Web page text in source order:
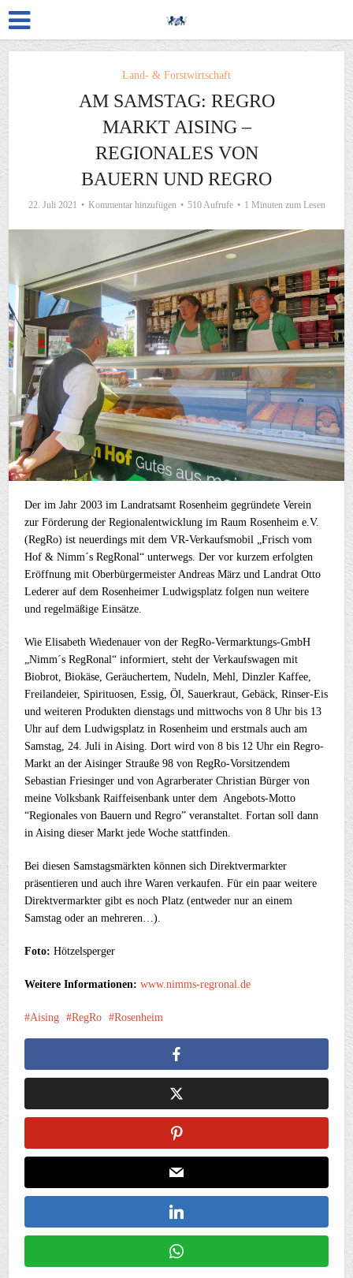
Land- & Forstwirtschaft
AM SAMSTAG: REGRO
MARKT AISING –
REGIONALES VON
BAUERN UND REGRO
22. Juli 2021 Kommentar hinzufügen 510 Aufrufe 1 Minuten zum Lesen
Der im Jahr 2003 im Landratsamt Rosenheim gegründete Verein
zur Förderung der Regionalentwicklung im Raum Rosenheim e.V.
(RegRo) ist neuerdings mit dem VR-Verkaufsmobil „Frisch vom
Hof & Nimm´s RegRonal“ unterwegs. Der vor kurzem erfolgten
Eröffnung mit Oberbürgermeister Andreas März und Landrat Otto
Lederer auf dem Rosenheimer Ludwigsplatz folgen nun weitere
und regelmäßige Einsätze.
Wie Elisabeth Wiedenauer von der RegRo-Vermarktungs-GmbH
„Nimm´s RegRonal“ informiert, steht der Verkaufswagen mit
Biobrot, Biokäse, Geräuchertem, Nudeln, Mehl, Dinzler Kaffee,
Freilandeier, Spirituosen, Essig, Öl, Sauerkraut, Gebäck, Rinser-Eis
und weiteren Produkten dienstags und mittwochs von 8 Uhr bis 13
Uhr auf dem Ludwigsplatz in Rosenheim und erstmals auch am
Samstag, 24. Juli in Aising. Dort wird von 8 bis 12 Uhr ein Regro-
Markt an der Aisinger Strauße 98 von RegRo-Vorsitzendem
Sebastian Friesinger und von Agrarberater Christian Bürger von
meine Volksbank Raiffeisenbank unter dem Angebots-Motto
“Regionales von Bauern und Regro” veranstaltet. Fortan soll dann
in Aising dieser Markt jede Woche stattfinden.
Bei diesen Samstagsmärkten können sich Direktvermarkter
präsentieren und auch ihre Waren verkaufen. Für ein paar weitere
Direktvermarkter gibt es noch Platz (entweder nur an einem
Samstag oder an mehreren…).
Foto: Hötzelsperger
Weitere Informationen: www.nimms-regronal.de
Aising RegRo Rosenheim